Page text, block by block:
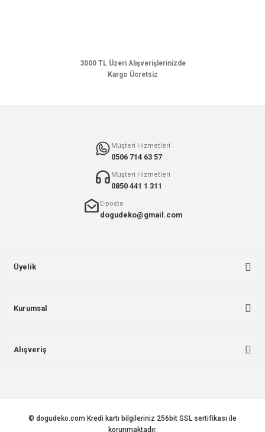
3000 TL Üzeri Alışverişlerinizde
Kargo Ücretsiz
Müşteri Hizmetleri
0506 714 63 57
Müşteri Hizmetleri
0850 441 1 311
E-posta
dogudeko@gmail.com
Üyelik
Kurumsal
Alışveriş
© dogudeko.com Kredi kartı bilgileriniz 256bit SSL sertifikası ile
korunmaktadır.